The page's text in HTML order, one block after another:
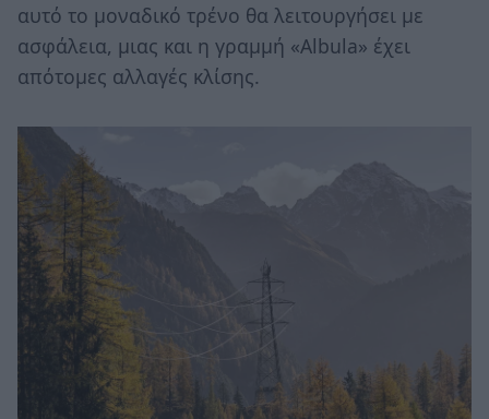
αυτό το μοναδικό τρένο θα λειτουργήσει με
ασφάλεια, μιας και η γραμμή «Albula» έχει
απότομες αλλαγές κλίσης.